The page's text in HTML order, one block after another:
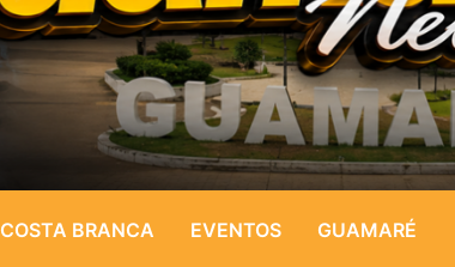
COSTA BRANCA EVENTOS GUAMARÉ